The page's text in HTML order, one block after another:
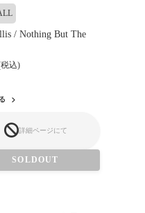
/ Nothing But The
込)
詳細ページにて
SOLDOUT